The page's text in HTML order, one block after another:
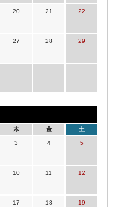
20 21 22
27 28 29
木 金 土
3 4 5
10 11 12
17 18 19